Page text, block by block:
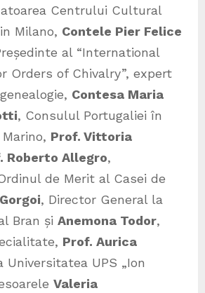
Centrului Cultural
Milano, Contele Pier Felice
al “International
Orders of Chivalry”, expert
Contesa Maria
, Consulul Portugaliei în
Prof. Vittoria
Roberto Allegro,
de Merit al Casei de
, Director General la
Bran și Anemona Todor,
Prof. Aurica
Universitatea UPS „Ion
Valeria